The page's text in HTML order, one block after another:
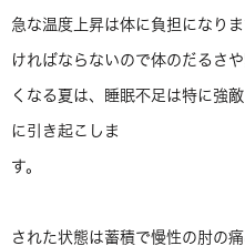
急な温度上昇は体に負担になり
ければならないので体のだるさ
くなる夏は、睡眠不足は特に強
に引き起こしま
スマホを支え
された状態は蓄積で慢性の肘の